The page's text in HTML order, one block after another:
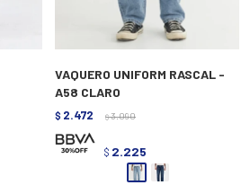
VAQUERO UNIFORM RASCAL -
A58 CLARO
$ 2.472 $ 3.090
$ 2.225